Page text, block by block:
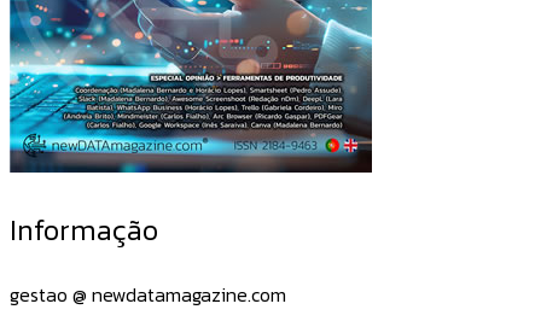
Informação
gestao @ newdatamagazine.com